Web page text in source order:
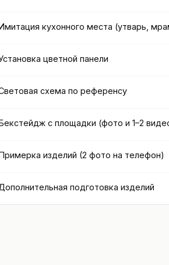
кухонного места (утварь,
цветной панели
схема по референсу
с площадки (фото и 1–2
изделий (2 фото на телефон)
подготовка изделий